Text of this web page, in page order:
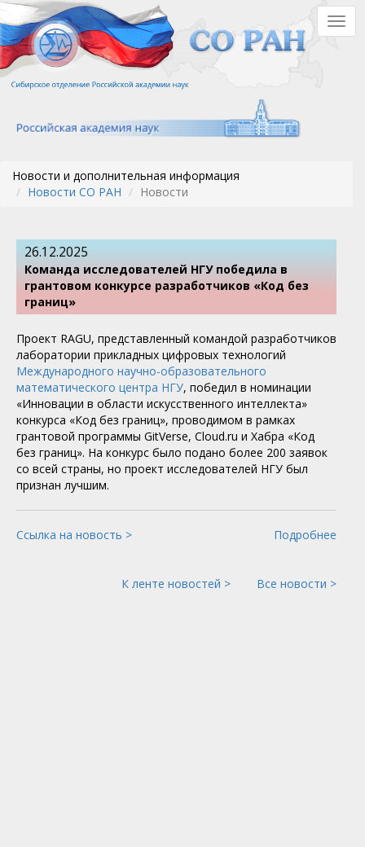
Перейти
к
основному
содержанию
Новости и дополнительная информация
Новости СО РАН
Новости
26.12.2025
Команда исследователей НГУ победила в
грантовом конкурсе разработчиков «Код без
границ»
Проект RAGU, представленный командой разработчиков
лаборатории прикладных цифровых технологий
Международного научно-образовательного
математического центра НГУ, победил в номинации
«Инновации в области искусственного интеллекта»
конкурса «Код без границ», проводимом в рамках
грантовой программы GitVerse, Cloud.ru и Хабра «Код
без границ». На конкурс было подано более 200 заявок
со всей страны, но проект исследователей НГУ был
признан лучшим.
Ссылка на новость > Подробнее
К ленте новостей > Все новости >